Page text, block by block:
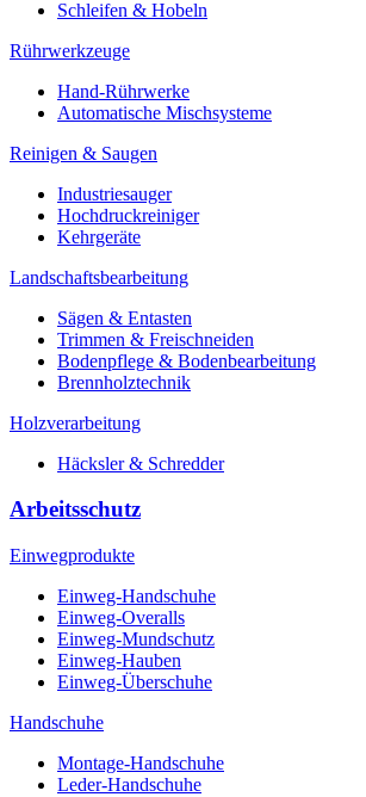
Schleifen & Hobeln
Rührwerkzeuge
Hand-Rührwerke
Automatische Mischsysteme
Reinigen & Saugen
Industriesauger
Hochdruckreiniger
Kehrgeräte
Landschaftsbearbeitung
Sägen & Entasten
Trimmen & Freischneiden
Bodenpflege & Bodenbearbeitung
Brennholztechnik
Holzverarbeitung
Häcksler & Schredder
Arbeitsschutz
Einwegprodukte
Einweg-Handschuhe
Einweg-Overalls
Einweg-Mundschutz
Einweg-Hauben
Einweg-Überschuhe
Handschuhe
Montage-Handschuhe
Leder-Handschuhe